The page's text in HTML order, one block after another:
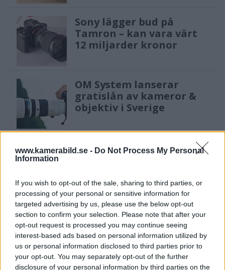
www.kamerabild.se - Do Not Process My Personal
Information
If you wish to opt-out of the sale, sharing to third parties, or
processing of your personal or sensitive information for
targeted advertising by us, please use the below opt-out
section to confirm your selection. Please note that after your
opt-out request is processed you may continue seeing
interest-based ads based on personal information utilized by
us or personal information disclosed to third parties prior to
your opt-out. You may separately opt-out of the further
disclosure of your personal information by third parties on the
Sony lägger bud på
Tamron – kan vara värt
12 miljarder kronor
OM System lanserar
gratislån av kameror &
objektiv i Sverige
Sony FE 100-400mm F5,6-8
OSS – lätt telezoom för
F3 Foto – Sveriges nya
fotodagar till Göteborg,
Lund & Stockholm